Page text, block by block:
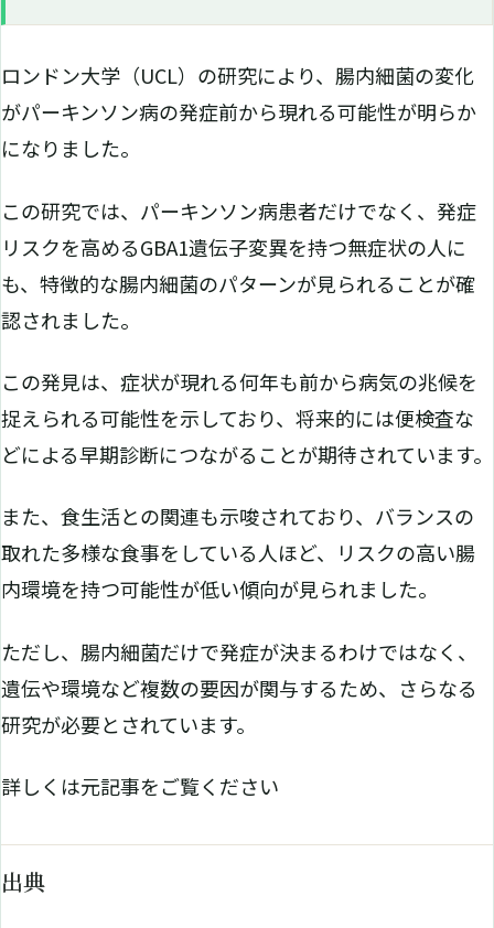
ロンドン大学（UCL）の研究により、腸内細菌の変化
がパーキンソン病の発症前から現れる可能性が明らか
になりました。
この研究では、パーキンソン病患者だけでなく、発症
リスクを高めるGBA1遺伝子変異を持つ無症状の人に
も、特徴的な腸内細菌のパターンが見られることが確
認されました。
この発見は、症状が現れる何年も前から病気の兆候を
捉えられる可能性を示しており、将来的には便検査な
どによる早期診断につながることが期待されています。
また、食生活との関連も示唆されており、バランスの
取れた多様な食事をしている人ほど、リスクの高い腸
内環境を持つ可能性が低い傾向が見られました。
ただし、腸内細菌だけで発症が決まるわけではなく、
遺伝や環境など複数の要因が関与するため、さらなる
研究が必要とされています。
詳しくは元記事をご覧ください
出典